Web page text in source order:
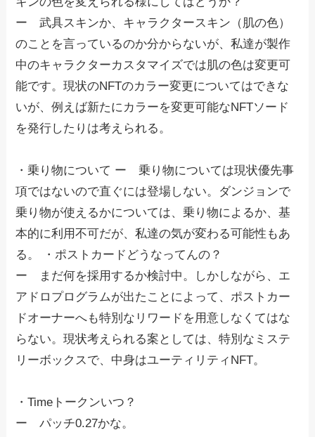
ー 武具スキンか、キャラクタースキン（肌の色）
のことを言っているのか分からないが、私達が製作
中のキャラクターカスタマイズでは肌の色は変更可
能です。現状のNFTのカラー変更についてはできな
いが、例えば新たにカラーを変更可能なNFTソード
を発行したりは考えられる。
・乗り物について ー 乗り物については現状優先事
項ではないので直ぐには登場しない。ダンジョンで
乗り物が使えるかについては、乗り物によるか、基
本的に利用不可だが、私達の気が変わる可能性もあ
る。 ・ポストカードどうなってんの？
ー まだ何を採用するか検討中。しかしながら、エ
アドロプログラムが出たことによって、ポストカー
ドオーナーへも特別なリワードを用意しなくてはな
らない。現状考えられる案としては、特別なミステ
リーボックスで、中身はユーティリティNFT。
・Timeトークンいつ？
ー パッチ0.27かな。